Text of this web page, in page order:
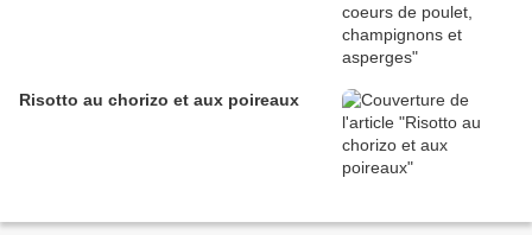
Risotto au chorizo et aux poireaux